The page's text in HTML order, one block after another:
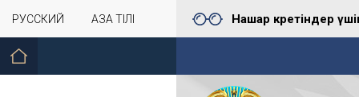
РУССКИЙ ҚАЗАҚ ТІЛІ Нашар көретіндер